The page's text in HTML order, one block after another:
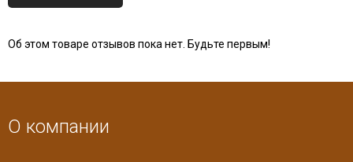
Об этом товаре отзывов пока нет. Будьте первым!
О компании